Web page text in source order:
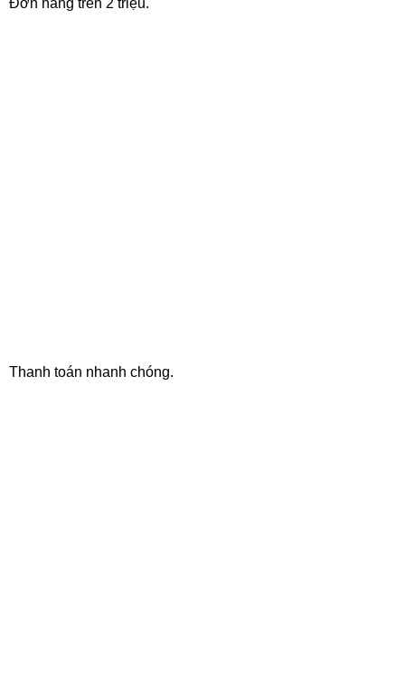
Đơn hàng trên 2 triệu.
Thanh toán nhanh chóng.